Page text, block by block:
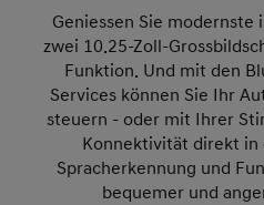
Geniessen Sie
zwei 10.25-Zoll-
Funktion. Und mit den
Services können Sie Ihr
steuern - oder mit Ihrer
Konnektivität direkt
Spracherkennung und
bequemer und